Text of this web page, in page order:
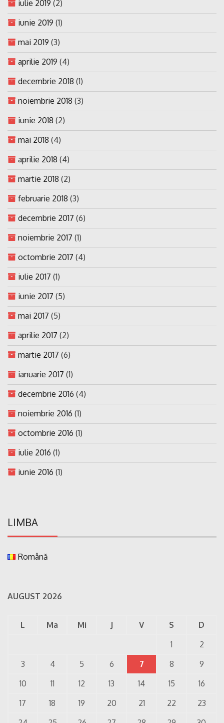
iulie 2019 (2)
iunie 2019 (1)
mai 2019 (3)
aprilie 2019 (4)
decembrie 2018 (1)
noiembrie 2018 (3)
iunie 2018 (2)
mai 2018 (4)
aprilie 2018 (4)
martie 2018 (2)
februarie 2018 (3)
decembrie 2017 (6)
noiembrie 2017 (1)
octombrie 2017 (4)
iulie 2017 (1)
iunie 2017 (5)
mai 2017 (5)
aprilie 2017 (2)
martie 2017 (6)
ianuarie 2017 (1)
decembrie 2016 (4)
noiembrie 2016 (1)
octombrie 2016 (1)
iulie 2016 (1)
iunie 2016 (1)
LIMBA
Română
AUGUST 2026
L Ma Mi J V S
D
1
2
3
4 5 6 7 8
9
10
11 12 13 14 15
16
17
18 19 20 21 22
23